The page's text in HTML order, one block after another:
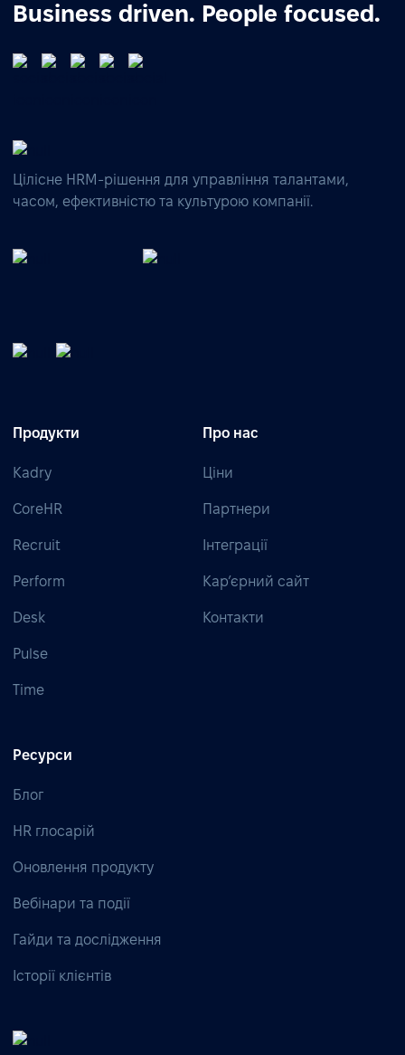
Business driven. People focused.
Цілісне HRM-рішення для управління талантами,
часом, ефективністю та культурою компанії.
Продукти
Kadry
CoreHR
Recruit
Perform
Desk
Pulse
Time
Про нас
Ціни
Партнери
Інтеграції
Кар’єрний сайт
Контакти
Ресурси
Блог
HR глосарій
Оновлення продукту
Вебінари та події
Гайди та дослідження
Історії клієнтів